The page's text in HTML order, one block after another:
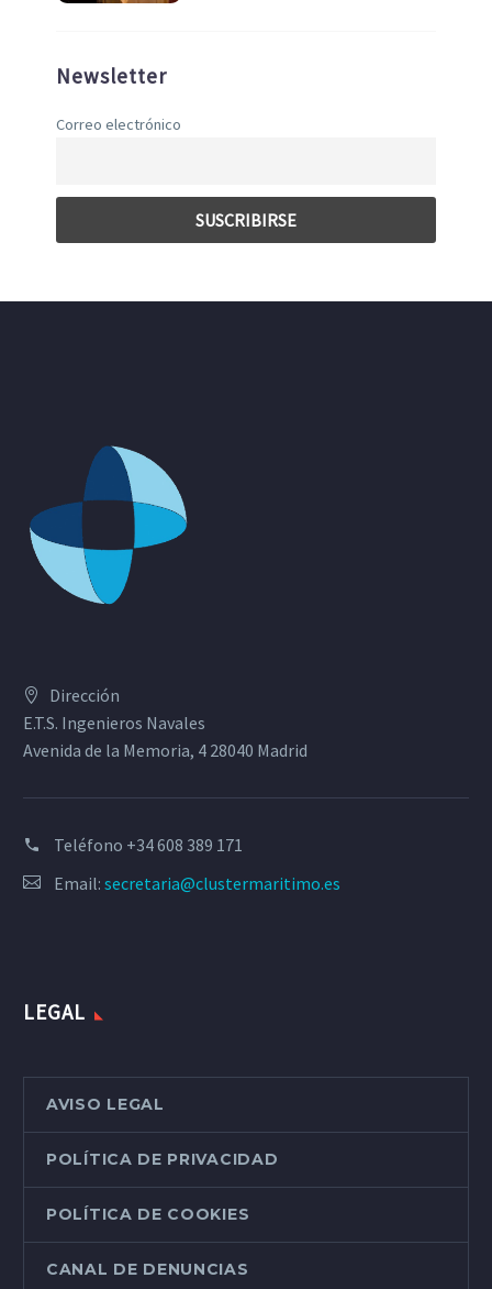
Newsletter
Correo electrónico
Dirección
E.T.S. Ingenieros Navales
Avenida de la Memoria, 4 28040 Madrid
Teléfono +34 608 389 171
Email: secretaria@clustermaritimo.es
LEGAL
AVISO LEGAL
POLÍTICA DE PRIVACIDAD
POLÍTICA DE COOKIES
CANAL DE DENUNCIAS